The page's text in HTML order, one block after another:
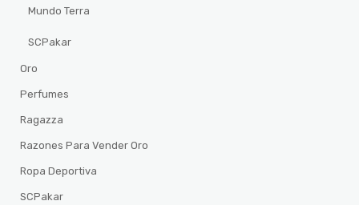
Mundo Terra
SCPakar
Oro
Perfumes
Ragazza
Razones Para Vender Oro
Ropa Deportiva
SCPakar